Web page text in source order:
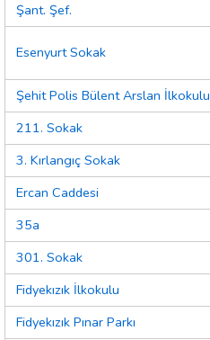
Şant. Şef.
Esenyurt Sokak
Şehit Polis Bülent Arslan İlkokulu
211. Sokak
3. Kırlangıç Sokak
Ercan Caddesi
35a
301. Sokak
Fidyekızık İlkokulu
Fidyekızık Pınar Parkı